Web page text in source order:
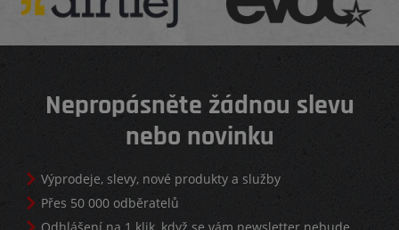
Nepropásněte žádnou slevu
nebo novinku
Výprodeje, slevy, nové produkty a služby
Přes 50 000 odběratelů